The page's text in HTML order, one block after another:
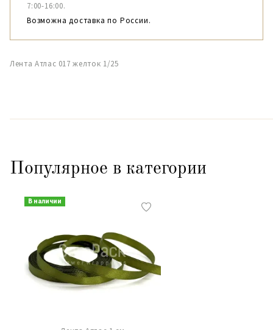
7:00-16:00.
Возможна доставка по России.
Лента Атлас 017 желток 1/25
Популярное в категории
В наличии